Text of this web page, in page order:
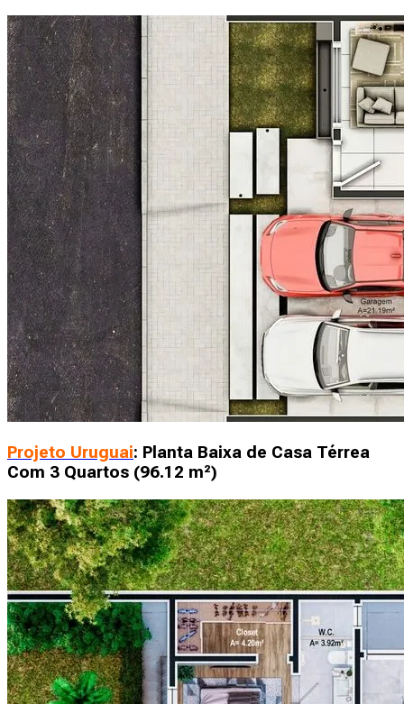
Projeto Uruguai: Planta Baixa de Casa Térrea
Com 3 Quartos (96.12 m²)